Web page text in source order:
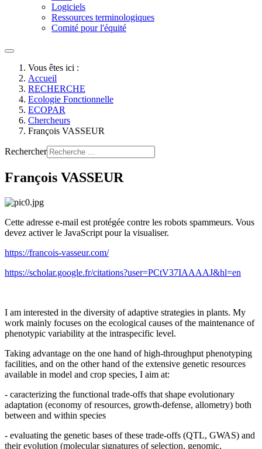
Logiciels
Ressources terminologiques
Comité pour l'équité
Vous êtes ici :
Accueil
RECHERCHE
Ecologie Fonctionnelle
ECOPAR
Chercheurs
François VASSEUR
Rechercher
François VASSEUR
Cette adresse e-mail est protégée contre les robots spammeurs. Vous
devez activer le JavaScript pour la visualiser.
https://francois-vasseur.com/
https://scholar.google.fr/citations?user=PCtV37IAAAAJ&hl=en
I am interested in the diversity of adaptive strategies in plants. My
work mainly focuses on the ecological causes of the maintenance of
phenotypic variability at the intraspecific level.
Taking advantage on the one hand of high-throughput phenotyping
facilities, and on the other hand of the extensive genetic resources
available in model and crop species, I aim at:
- caracterizing the functional trade-offs that shape evolutionary
adaptation (economy of resources, growth-defense, allometry) both
between and within species
- evaluating the genetic bases of these trade-offs (QTL, GWAS) and
their evolution (molecular signatures of selection, genomic,